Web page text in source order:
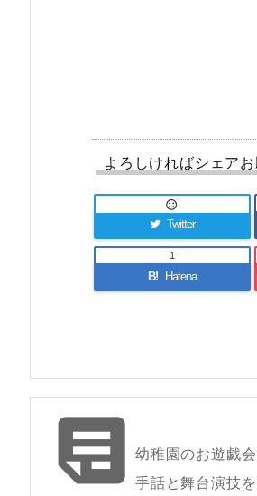
よろしければシェア
Twitter

B! Hatena
1
幼稚園のお遊戯
手話と舞台演技